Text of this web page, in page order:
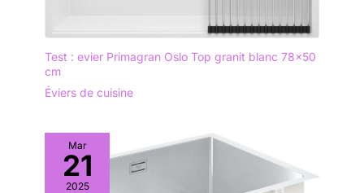
Test : evier Primagran Oslo Top granit blanc 78×50
cm
Éviers de cuisine
Mar
21
2025